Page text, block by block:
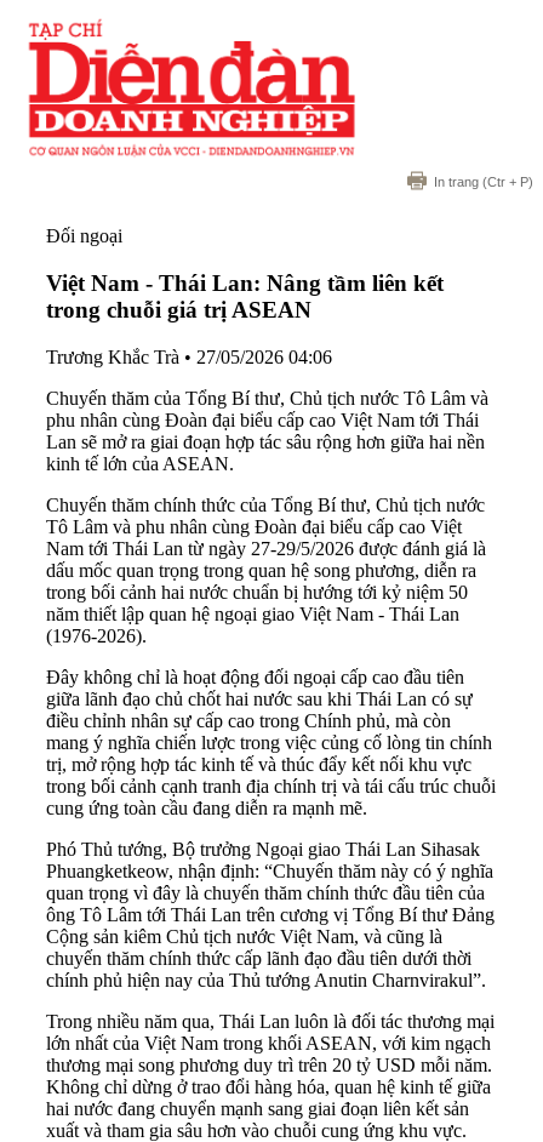
In trang (Ctr + P)
Đối ngoại
Việt Nam - Thái Lan: Nâng tầm liên kết
trong chuỗi giá trị ASEAN
Trương Khắc Trà • 27/05/2026 04:06
Chuyến thăm của Tổng Bí thư, Chủ tịch nước Tô Lâm và
phu nhân cùng Đoàn đại biểu cấp cao Việt Nam tới Thái
Lan sẽ mở ra giai đoạn hợp tác sâu rộng hơn giữa hai nền
kinh tế lớn của ASEAN.
Chuyến thăm chính thức của Tổng Bí thư, Chủ tịch nước
Tô Lâm và phu nhân cùng Đoàn đại biểu cấp cao Việt
Nam tới Thái Lan từ ngày 27-29/5/2026 được đánh giá là
dấu mốc quan trọng trong quan hệ song phương, diễn ra
trong bối cảnh hai nước chuẩn bị hướng tới kỷ niệm 50
năm thiết lập quan hệ ngoại giao Việt Nam - Thái Lan
(1976-2026).
Đây không chỉ là hoạt động đối ngoại cấp cao đầu tiên
giữa lãnh đạo chủ chốt hai nước sau khi Thái Lan có sự
điều chỉnh nhân sự cấp cao trong Chính phủ, mà còn
mang ý nghĩa chiến lược trong việc củng cố lòng tin chính
trị, mở rộng hợp tác kinh tế và thúc đẩy kết nối khu vực
trong bối cảnh cạnh tranh địa chính trị và tái cấu trúc chuỗi
cung ứng toàn cầu đang diễn ra mạnh mẽ.
Phó Thủ tướng, Bộ trưởng Ngoại giao Thái Lan Sihasak
Phuangketkeow, nhận định: “Chuyến thăm này có ý nghĩa
quan trọng vì đây là chuyến thăm chính thức đầu tiên của
ông Tô Lâm tới Thái Lan trên cương vị Tổng Bí thư Đảng
Cộng sản kiêm Chủ tịch nước Việt Nam, và cũng là
chuyến thăm chính thức cấp lãnh đạo đầu tiên dưới thời
chính phủ hiện nay của Thủ tướng Anutin Charnvirakul”.
Trong nhiều năm qua, Thái Lan luôn là đối tác thương mại
lớn nhất của Việt Nam trong khối ASEAN, với kim ngạch
thương mại song phương duy trì trên 20 tỷ USD mỗi năm.
Không chỉ dừng ở trao đổi hàng hóa, quan hệ kinh tế giữa
hai nước đang chuyển mạnh sang giai đoạn liên kết sản
xuất và tham gia sâu hơn vào chuỗi cung ứng khu vực.